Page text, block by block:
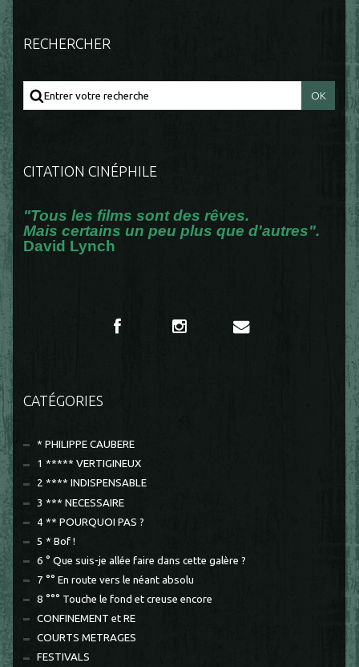
RECHERCHER
CITATION CINÉPHILE
"Tous les films sont des rêves.
Mais certains un peu plus que d'autres".
David Lynch
CATÉGORIES
* PHILIPPE CAUBERE
1 ***** VERTIGINEUX
2 **** INDISPENSABLE
3 *** NECESSAIRE
4 ** POURQUOI PAS ?
5 * Bof !
6 ° Que suis-je allée faire dans cette galère ?
7 °° En route vers le néant absolu
8 °°° Touche le fond et creuse encore
CONFINEMENT et RE
COURTS METRAGES
FESTIVALS